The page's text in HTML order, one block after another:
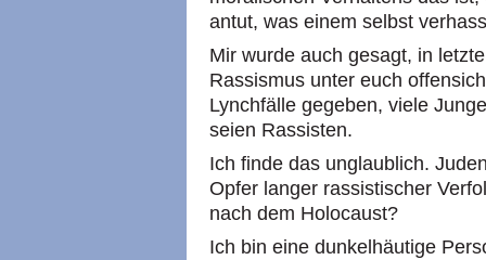
antut, was einem selbst
Mir wurde auch gesagt, in
Rassismus unter euch
Lynchfälle gegeben, viele
seien Rassisten.
Ich finde das unglaublich.
Opfer langer rassistischer
nach dem Holocaust?
Ich bin eine dunkelhäutige